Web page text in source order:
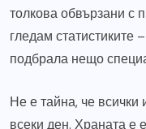
толкова обвързани с
гледам статистиките
подбрала нещо
Не е тайна, че всички
всеки ден. Храната е